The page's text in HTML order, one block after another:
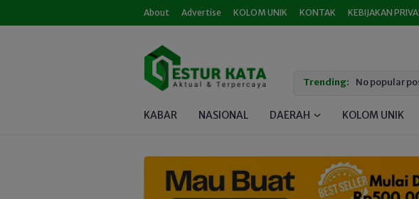
About Advertise KOLOM UNIK KONTAK KEBIJAKAN
Trending: No popular
KABAR NASIONAL DAERAH KOLOM UNIK